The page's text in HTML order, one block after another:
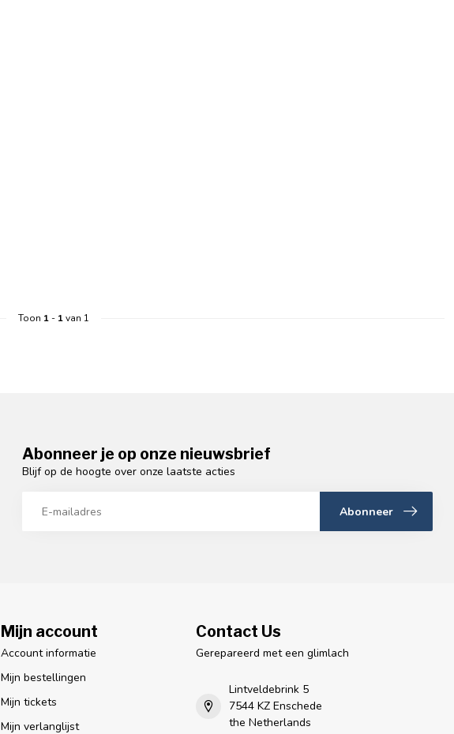
Toon 1- 1van 1
Abonneer je op onze nieuwsbrief
Blijf op de hoogte over onze laatste acties
Abonneer
Mijn account
Account informatie
Mijn bestellingen
Mijn tickets
Mijn verlanglijst
Contact Us
Gerepareerd met een glimlach
Lintveldebrink 5
7544 KZ Enschede
the Netherlands